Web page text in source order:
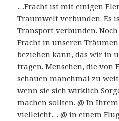
…Fracht ist mit einigen
Traumwelt verbunden. Es
Transport verbunden.
Fracht in unseren Träumen
beziehen kann, das wir in
tragen. Menschen, die von
schauen manchmal zu
wenn sie sich wirklich
machen sollten. @ In
vielleicht… @ in einem